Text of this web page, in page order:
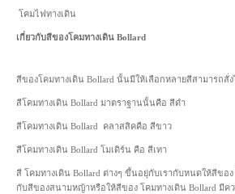
โคมไฟทางเดิน
เกี่ยวกับสีของโคมทางเดิน Bollard
สีของโคมทางเดิน Bollard นั้นมีให้เลือกหลายสีสามารถสั่ง
สีโคมทางเดิน Bollard มาตราฐานนั้นคือ สีดำ
สีโคมทางเดิน Bollard คลาสสิคคือ สีขาว
สีโคมทางเดิน Bollard โมเดิร์น คือ สีเทา
สี โคมทางเดิน Bollard ต่างๆ ขึ้นอยุ่กับเรากับหนดให้สีขอ
กับสีของสนามหญ้าหรือให้สีของ โคมทางเดิน Bollard มีค